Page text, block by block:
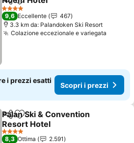
CondividiAggiungi ai preferiti
4 Stelle
9,6 Eccellente
467
3.3 km da: Palandoken Ski Resort
Colazione eccezionale e variegata
i prezzi esatti
Scopri i prezzi
CondividiAggiungi ai preferiti
Palan Ski & Convention
Resort Hotel
Scopri i prezzi
4 Stelle
8,3 Ottima
2.591